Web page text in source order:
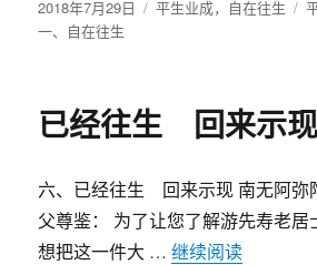
发
布
2018年7月29日
分
平生业成，自在往生
一、 自在往生
已经往生 回来示现
六、已经往生 回来示现 南无阿弥
父尊鉴： 为了让您了解游先寿老居
想把这一件大 …继续阅读